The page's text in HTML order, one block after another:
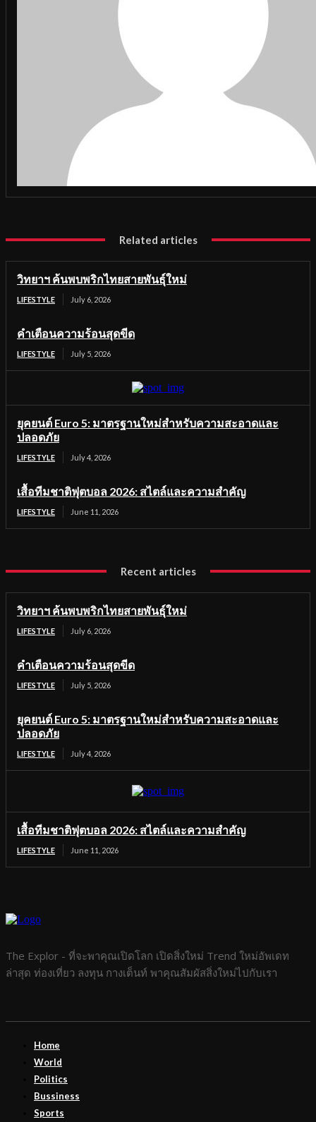
Related articles
วิทยาฯ ค้นพบพริกไทยสายพันธุ์ใหม่
LIFESTYLE July 6, 2026
คำเตือนความร้อนสุดขีด
LIFESTYLE July 5, 2026
ยุคยนต์ Euro 5: มาตรฐานใหม่สำหรับความสะอาดและ
ปลอดภัย
LIFESTYLE July 4, 2026
เสื้อทีมชาติฟุตบอล 2026: สไตล์และความสำคัญ
LIFESTYLE June 11, 2026
Recent articles
วิทยาฯ ค้นพบพริกไทยสายพันธุ์ใหม่
LIFESTYLE July 6, 2026
คำเตือนความร้อนสุดขีด
LIFESTYLE July 5, 2026
ยุคยนต์ Euro 5: มาตรฐานใหม่สำหรับความสะอาดและ
ปลอดภัย
LIFESTYLE July 4, 2026
เสื้อทีมชาติฟุตบอล 2026: สไตล์และความสำคัญ
LIFESTYLE June 11, 2026
The Explor - ที่จะพาคุณเปิดโลก เปิดสิ่งใหม่ Trend ใหม่อัพเดท
ล่าสุด ท่องเที่ยว ลงทุน กางเต็นท์ พาคุณสัมผัสสิ่งใหม่ไปกับเรา
Home
World
Politics
Bussiness
Sports